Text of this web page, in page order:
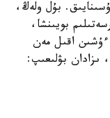
بۇل ولەڭ،
بويىنشا،
ءۇشىن اقىل مەن
ىزادان بۋلىعىپ: